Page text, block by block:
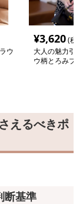
ウ
¥3,620(税
大人の魅力引
ウ柄とろみブ
えるべきポ
断基準